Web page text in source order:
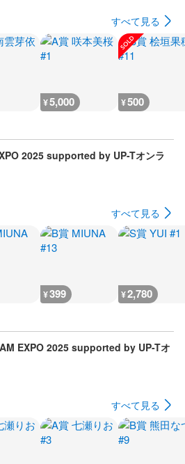
すべて見る
¥5,000 ¥500
2025 supported by UP-Tオンラ
すべて見る
¥399 ¥2,780
EXPO 2025 supported by UP-Tオ
すべて見る